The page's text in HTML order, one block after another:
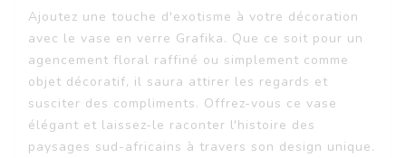
Ajoutez une touche d'exotisme à votre décoration
avec le vase en verre Grafika. Que ce soit pour un
agencement floral raffiné ou simplement comme
objet décoratif, il saura attirer les regards et
susciter des compliments. Offrez-vous ce vase
élégant et laissez-le raconter l'histoire des
paysages sud-africains à travers son design unique.